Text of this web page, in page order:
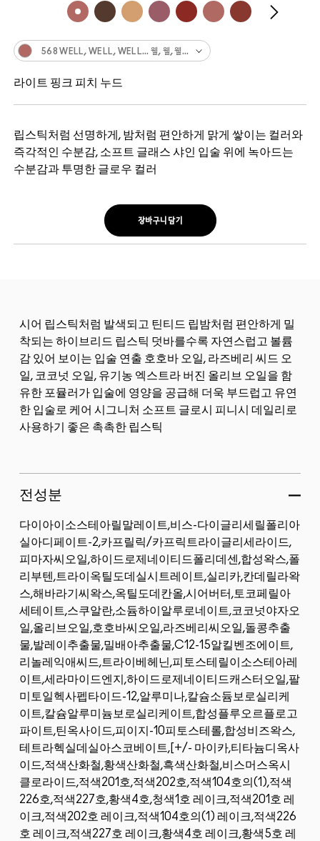
립스틱처럼 선명하게, 밤처럼 편안하게 맑게 쌓이는 컬러와
즉각적인 수분감, 소프트 글래스 샤인 입술 위에 녹아드는
수분감과 투명한 글로우 컬러
568 WELL, WELL, WELL… 웰, 웰, 웰…
라이트 핑크 피치 누드
장바구니 담기
시어 립스틱처럼 발색되고 틴티드 립밤처럼 편안하게 밀
착되는 하이브리드 립스틱 덧바를수록 자연스럽고 볼륨
감 있어 보이는 입술 연출 호호바 오일, 라즈베리 씨드 오
일, 코코넛 오일, 유기농 엑스트라 버진 올리브 오일을 함
유한 포뮬러가 입술에 영양을 공급해 더욱 부드럽고 유연
한 입술로 케어 시그니처 소프트 글로시 피니시 데일리로
사용하기 좋은 촉촉한 립스틱
전성분
다이아이소스테아릴말레이트,비스-다이글리세릴폴리아
실아디페이트-2,카프릴릭/카프릭트라이글리세라이드,
피마자씨오일,하이드로제네이티드폴리데센,합성왁스,폴
리부텐,트라이옥틸도데실시트레이트,실리카,칸데릴라왁
스,해바라기씨왁스,옥틸도데칸올,시어버터,토코페릴아
세테이트,스쿠알란,소듐하이알루로네이트,코코넛야자오
일,올리브오일,호호바씨오일,라즈베리씨오일,돌콩추출
물,발레이추출물,밀배아추출물,C12-15알킬벤조에이트,
리놀레익애씨드,트라이베헤닌,피토스테릴이소스테아레
이트,세라마이드엔지,하이드로제네이티드캐스터오일,팔
미토일헥사펩타이드-12,알루미나,칼슘소듐보로실리케
이트,칼슘알루미늄보로실리케이트,합성플루오르플로고
파이트,틴옥사이드,피이지-10피토스테롤,합성비즈왁스,
테트라헥실데실아스코베이트,[+/- 마이카,티타늄디옥사
이드,적색산화철,황색산화철,흑색산화철,비스머스옥시
클로라이드,적색201호,적색202호,적색104호의(1),적색
226호,적색227호,황색4호,청색1호 레이크,적색201호 레
이크,적색202호 레이크,적색104호의(1) 레이크,적색226
호 레이크,적색227호 레이크,황색4호 레이크,황색5호 레